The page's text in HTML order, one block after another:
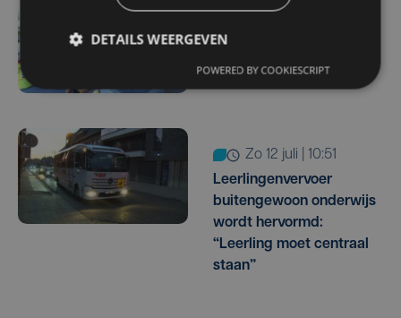
Recordaantal leerlingen
naar zomerscholen
zo 12 juli | 10:51
Leerlingenvervoer
buitengewoon onderwijs
wordt hervormd:
“Leerling moet centraal
staan”
DETAILS WEERGEVEN
POWERED BY COOKIESCRIPT